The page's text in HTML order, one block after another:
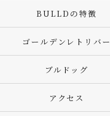
BULLDの特徴
ゴールデンレトリバー
ブルドッグ
アクセス